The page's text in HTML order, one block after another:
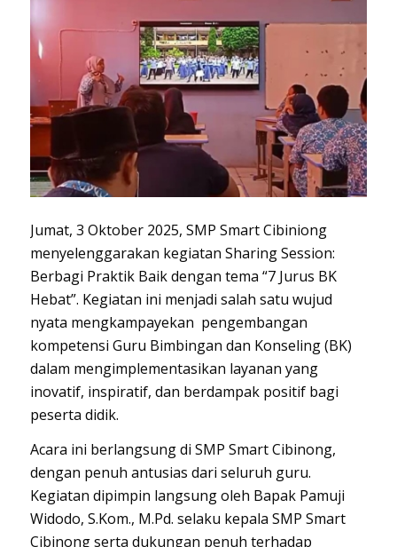
Jumat, 3 Oktober 2025, SMP Smart Cibiniong
menyelenggarakan kegiatan Sharing Session:
Berbagi Praktik Baik dengan tema “7 Jurus BK
Hebat”. Kegiatan ini menjadi salah satu wujud
nyata mengkampayekan pengembangan
kompetensi Guru Bimbingan dan Konseling (BK)
dalam mengimplementasikan layanan yang
inovatif, inspiratif, dan berdampak positif bagi
peserta didik.
Acara ini berlangsung di SMP Smart Cibinong,
dengan penuh antusias dari seluruh guru.
Kegiatan dipimpin langsung oleh Bapak Pamuji
Widodo, S.Kom., M.Pd. selaku kepala SMP Smart
Cibinong serta dukungan penuh terhadap